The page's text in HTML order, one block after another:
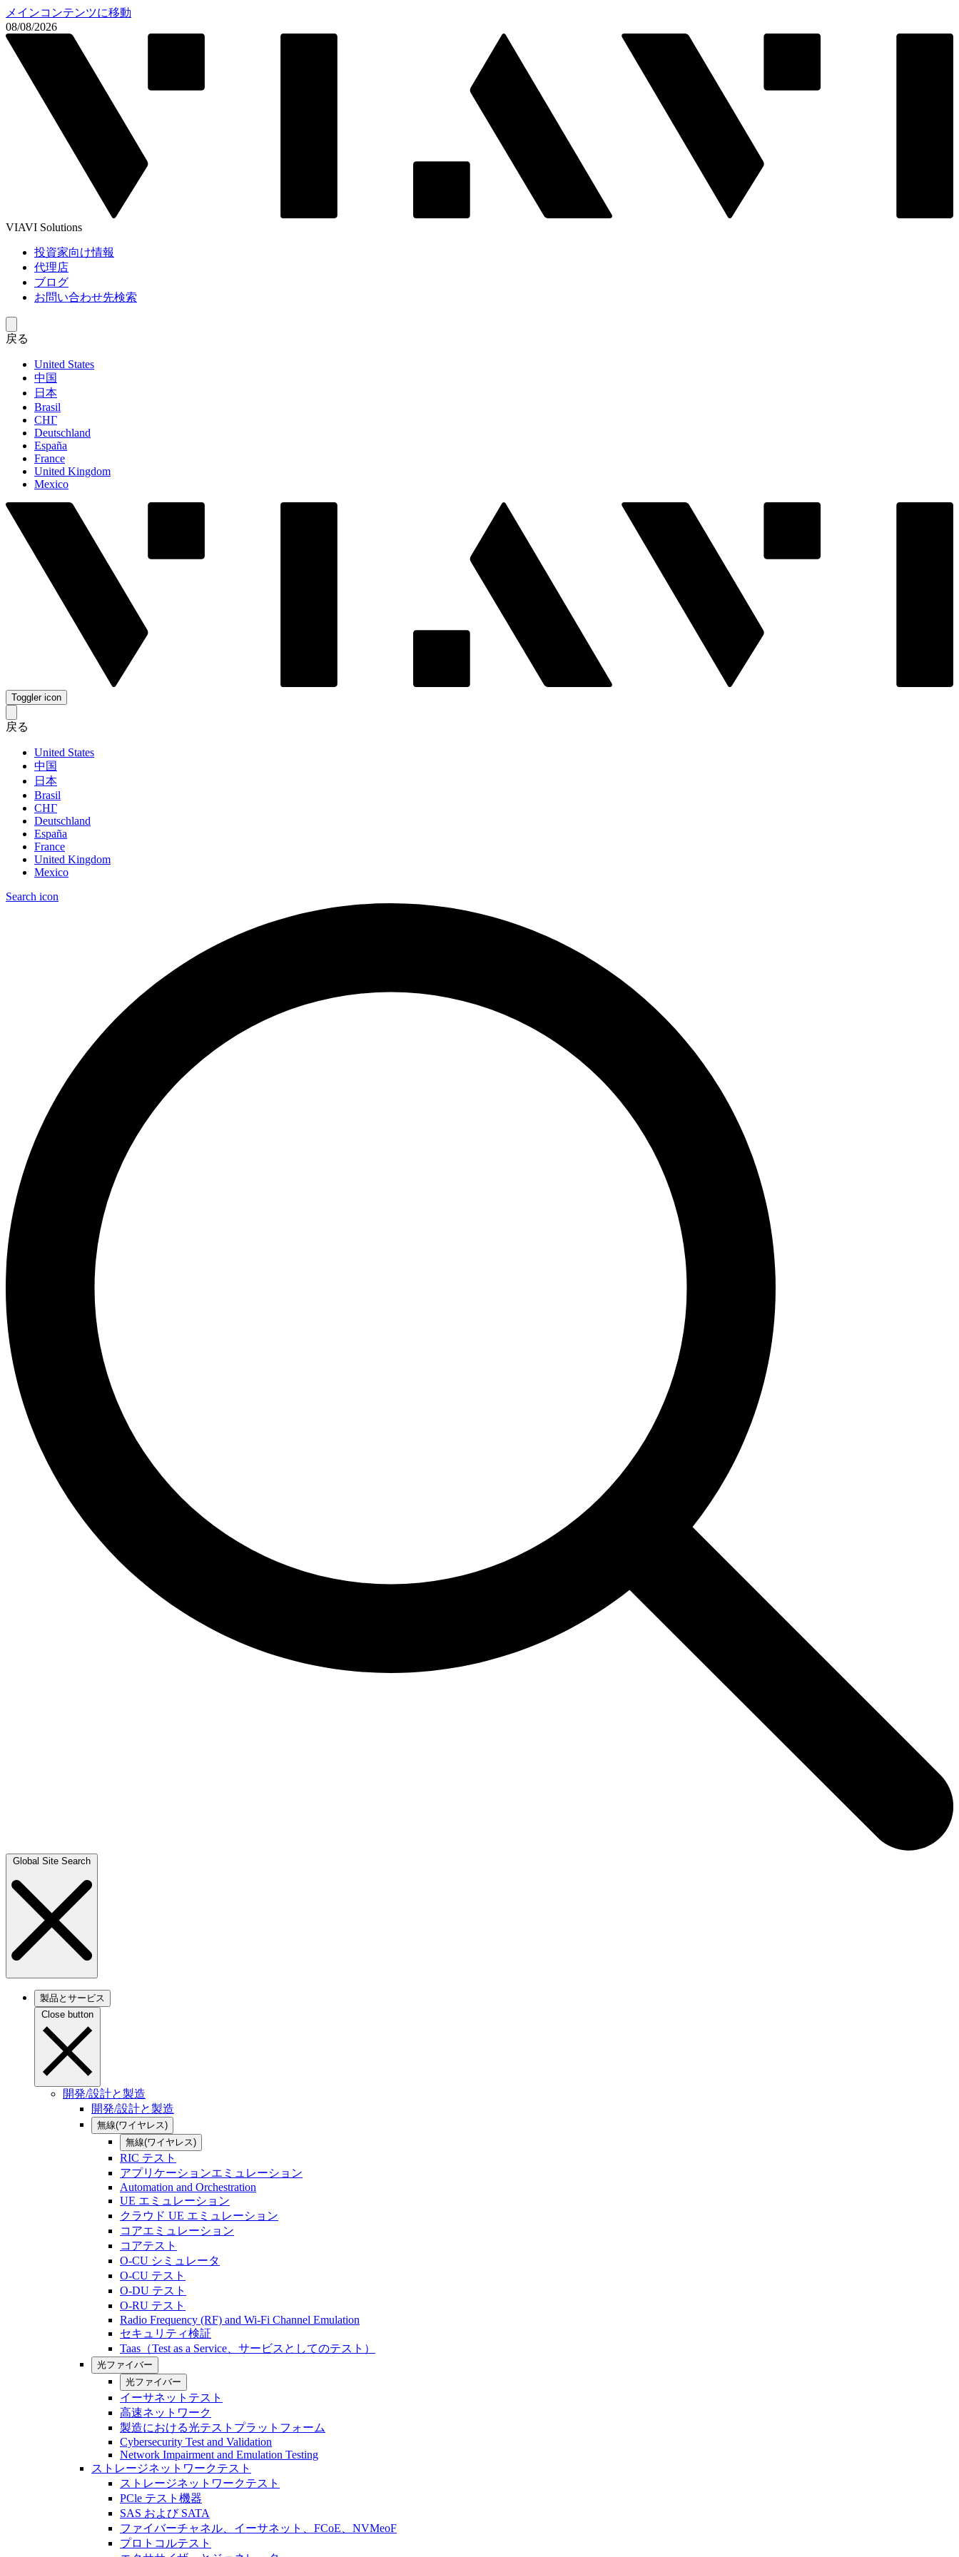
メインコンテンツに移動
08/08/2026
VIAVI Solutions
投資家向け情報
代理店
ブログ
お問い合わせ先検索
戻る
United States
中国
日本
Brasil
СНГ
Deutschland
España
France
United Kingdom
Mexico
Toggler icon
戻る
United States
中国
日本
Brasil
СНГ
Deutschland
España
France
United Kingdom
Mexico
Search icon
Global Site Search
製品とサービス
Close button
開発/設計と製造
開発/設計と製造
無線(ワイヤレス)
無線(ワイヤレス)
RIC テスト
アプリケーションエミュレーション
Automation and Orchestration
UE エミュレーション
クラウド UE エミュレーション
コアエミュレーション
コアテスト
O-CU シミュレータ
O-CU テスト
O-DU テスト
O-RU テスト
Radio Frequency (RF) and Wi-Fi Channel Emulation
セキュリティ検証
Taas（Test as a Service、サービスとしてのテスト）
光ファイバー
光ファイバー
イーサネットテスト
高速ネットワーク
製造における光テストプラットフォーム
Cybersecurity Test and Validation
Network Impairment and Emulation Testing
ストレージネットワークテスト
ストレージネットワークテスト
PCle テスト機器
SAS および SATA
ファイバーチャネル、イーサネット、FCoE、NVMeoF
プロトコルテスト